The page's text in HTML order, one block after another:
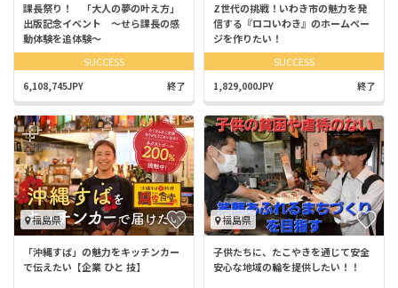
課長祭り！ 「大人の夢の叶え方」
出版記念イベント 〜せら課長の感
動体験を追体験〜
SUCCESS
6,108,745JPY 終了
Z世代の挑戦！いわき市の魅力を発
信する『ロコいわき』のホームペー
ジを作りたい！
SUCCESS
1,829,000JPY 終了
福島県
「沖縄すば」の魅力をキッチンカー
で伝えたい【企業 ひと 技】
福島県
子供たちに、たこやきを通じて安全
安心な地域の輪を提供したい！！